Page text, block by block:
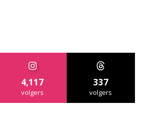
4,117
volgers
337
volgers